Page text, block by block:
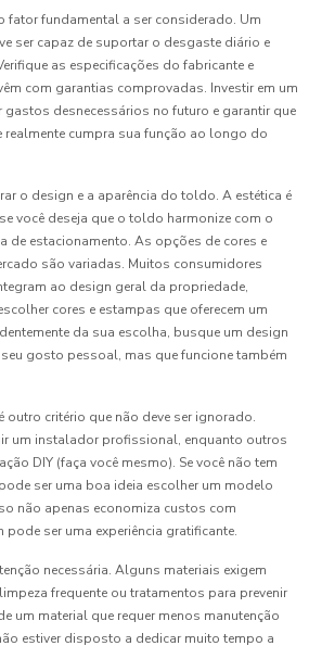
fator fundamental a ser considerado. Um
ser capaz de suportar o desgaste diário e
as especificações do fabricante e
com garantias comprovadas. Investir em um
desnecessários no futuro e garantir que
realmente cumpra sua função ao longo do
o design e a aparência do toldo. A estética é
você deseja que o toldo harmonize com o
de estacionamento. As opções de cores e
são variadas. Muitos consumidores
ao design geral da propriedade,
cores e estampas que oferecem um
da sua escolha, busque um design
gosto pessoal, mas que funcione também
critério que não deve ser ignorado.
um instalador profissional, enquanto outros
DIY (faça você mesmo). Se você não tem
ser uma boa ideia escolher um modelo
não apenas economiza custos com
ser uma experiência gratificante.
necessária. Alguns materiais exigem
frequente ou tratamentos para prevenir
um material que requer menos manutenção
estiver disposto a dedicar muito tempo a